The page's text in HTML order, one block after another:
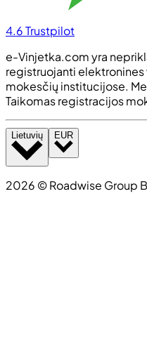
4.6Trustpilot
e-Vinjetka.com yra
registruojanti
mokesčių institucijose.
Taikomas registracijos
Lietuvių EUR
2026 ©Roadwise Group